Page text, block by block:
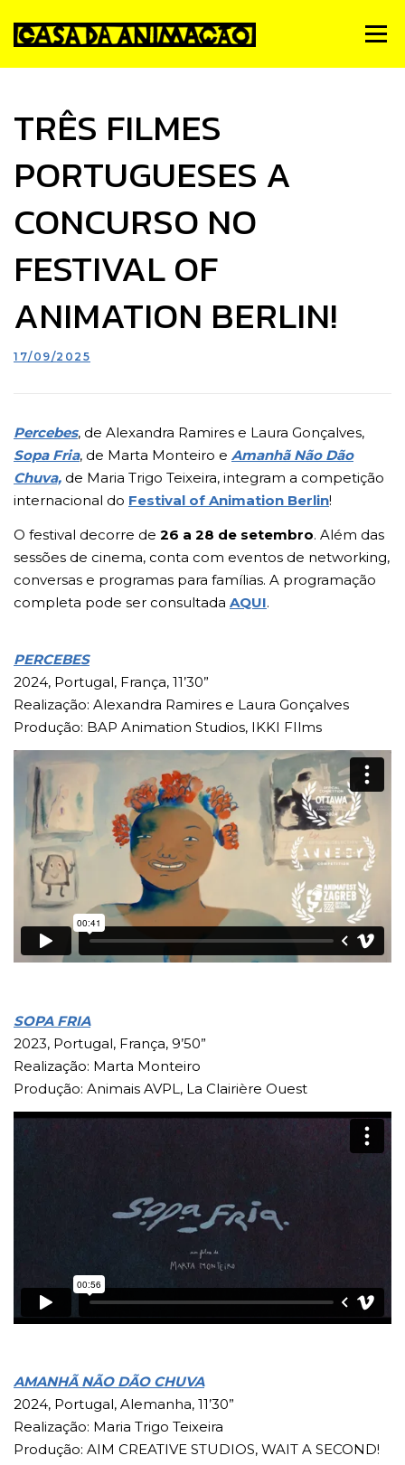
content
Menu
Estúdios Animateca FMA PNA Contactos
TRÊS FILMES
PORTUGUESES A
CONCURSO NO
FESTIVAL OF
ANIMATION BERLIN!
17/09/2025
Percebes, de Alexandra Ramires e Laura Gonçalves,
Sopa Fria, de Marta Monteiro e Amanhã Não Dão
Chuva, de Maria Trigo Teixeira, integram a competição
internacional do Festival of Animation Berlin!
O festival decorre de 26 a 28 de setembro. Além das
sessões de cinema, conta com eventos de networking,
conversas e programas para famílias. A programação
completa pode ser consultada AQUI.
PERCEBES
2024, Portugal, França, 11’30”
Realização: Alexandra Ramires e Laura Gonçalves
Produção: BAP Animation Studios, IKKI FIlms
SOPA FRIA
2023, Portugal, França, 9’50”
Realização: Marta Monteiro
Produção: Animais AVPL, La Clairière Ouest
AMANHÃ NÃO DÃO CHUVA
2024, Portugal, Alemanha, 11’30”
Realização: Maria Trigo Teixeira
Produção: AIM CREATIVE STUDIOS, WAIT A SECOND!